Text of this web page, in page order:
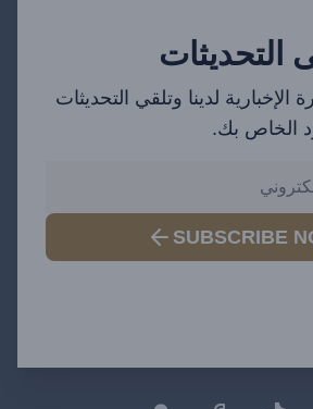
لدينا وتلقي التحديثات
الخاص بك.
SUBSCRIBE